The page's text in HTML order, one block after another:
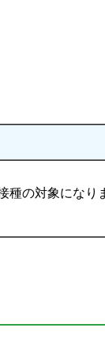
種の対象になり